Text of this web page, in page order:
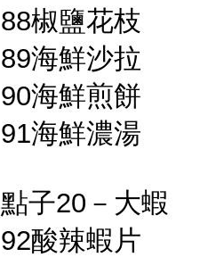
88椒鹽花枝
89海鮮沙拉
90海鮮煎餅
91海鮮濃湯
點子20－大蝦
92酸辣蝦片